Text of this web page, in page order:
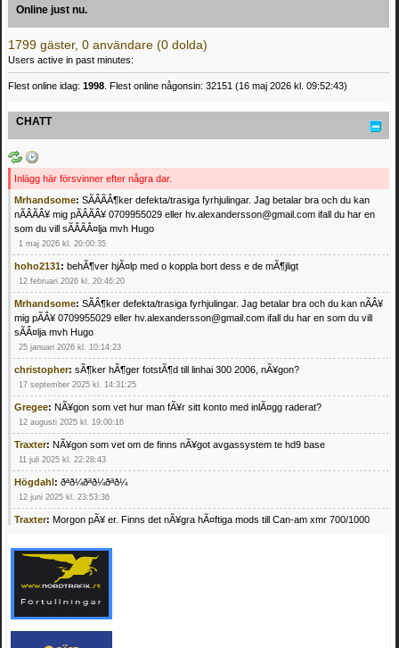
Online just nu.
1799 gäster, 0 användare (0 dolda)
Users active in past minutes:
Flest online idag: 1998. Flest online någonsin: 32151 (16 maj 2026 kl. 09:52:43)
CHATT
Inlägg här försvinner efter några dar.
Mrhandsome: SÃÂÃÂ¶ker defekta/trasiga fyrhjulingar. Jag betalar bra och du kan
nÃÂÃÂ¥ mig pÃÂÃÂ¥ 0709955029 eller hv.alexandersson@gmail.com ifall du har en
som du vill sÃÂÃÂ¤lja mvh Hugo
1 maj 2026 kl. 20:00:35
hoho2131: behÃ¶ver hjÃ¤lp med o koppla bort dess e de mÃ¶jligt
12 februari 2026 kl. 20:46:20
Mrhandsome: SÃÂ¶ker defekta/trasiga fyrhjulingar. Jag betalar bra och du kan nÃÂ¥
mig pÃÂ¥ 0709955029 eller hv.alexandersson@gmail.com ifall du har en som du vill
sÃÂ¤lja mvh Hugo
25 januari 2026 kl. 10:14:23
christopher: sÃ¶ker hÃ¶ger fotstÃ¶d till linhai 300 2006, nÃ¥gon?
17 september 2025 kl. 14:31:25
Gregee: NÃ¥gon som vet hur man fÃ¥r sitt konto med inlÃ¤gg raderat?
12 augusti 2025 kl. 19:00:16
Traxter: NÃ¥gon som vet om de finns nÃ¥got avgassystem te hd9 base
11 juli 2025 kl. 22:28:43
Högdahl: ðªð¼ðªð¼ðªð¼
12 juni 2025 kl. 23:53:36
Traxter: Morgon pÃ¥ er. Finns det nÃ¥gra hÃ¤ftiga mods till Can-am xmr 700/1000
Mrhandsome:SÃ¶ker defekta/trasiga fyrhjulingar. Jag betalar bra och du kan nÃ¥ mig
pÃ¥ 0709955029 eller hv.alexandersson@gmail.com ifall du har en som du vill sÃ¤lja
mvh Hugo
21 februari 2025 kl. 09:25:52
Oscar5:NÃ¥gon som vet vad man kan begÃ¤ra fÃ¶r en Honda TRX 350 FE 2005